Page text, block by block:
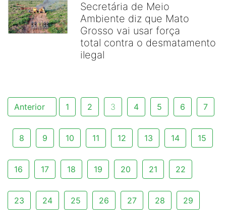
Secretária de Meio
Ambiente diz que Mato
Grosso vai usar força
total contra o desmatamento
ilegal
Anterior 1 2 3 4 5 6 7
8 9 10 11 12 13 14 15
16 17 18 19 20 21 22
23 24 25 26 27 28 29